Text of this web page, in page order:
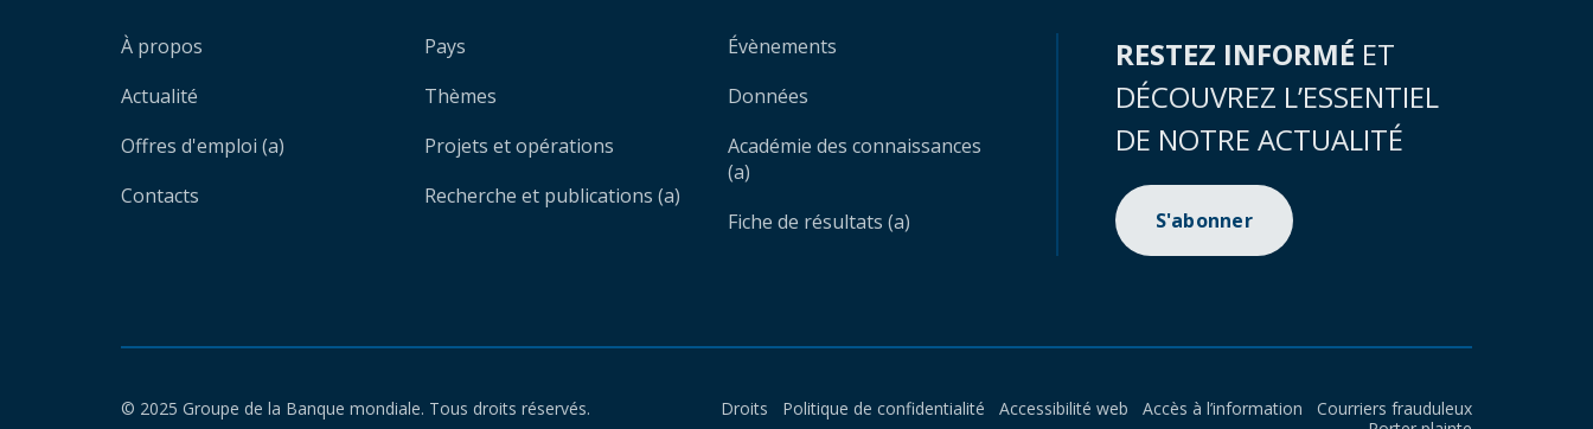
À propos
Actualité
Offres d'emploi (a)
Contacts
Pays
Thèmes
Projets et opérations
Recherche et publications (a)
Évènements
Données
Académie des connaissances
(a)
Fiche de résultats (a)
RESTEZ INFORMÉ ET
DÉCOUVREZ L’ESSENTIEL
DE NOTRE ACTUALITÉ
S'abonner
© 2025 Groupe de la Banque mondiale. Tous droits réservés. Droits Politique de confidentialité Accessibilité web Accès à l’information
Courriers frauduleux